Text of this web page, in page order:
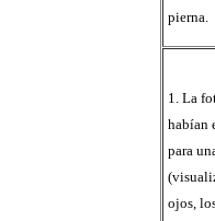
pierna.
1. La
habían
para
ojos,